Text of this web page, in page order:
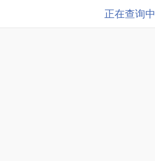
正在查询中